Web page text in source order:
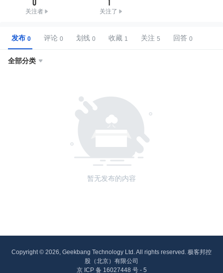
关注者 关注了
发布 评论 划线 收藏 关注 回答
全部分类 
暂无发布的内容
Copyright © 2026, Geekbang Technology Ltd. All rights reserved. 极客邦控
股（北京）有限公司
京 ICP 备 16027448 号 - 5